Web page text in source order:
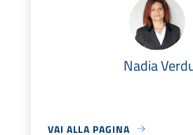
Nadia
VAI ALLA PAGINA